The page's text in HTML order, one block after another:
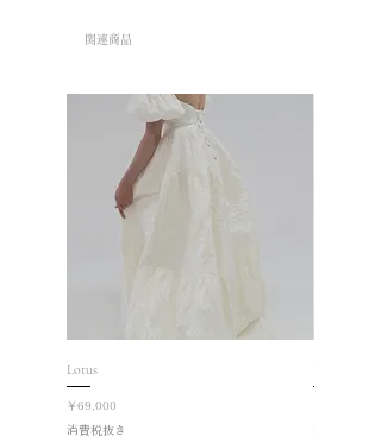
関連商品
Lotus
価格
￥69,000
消費税抜き